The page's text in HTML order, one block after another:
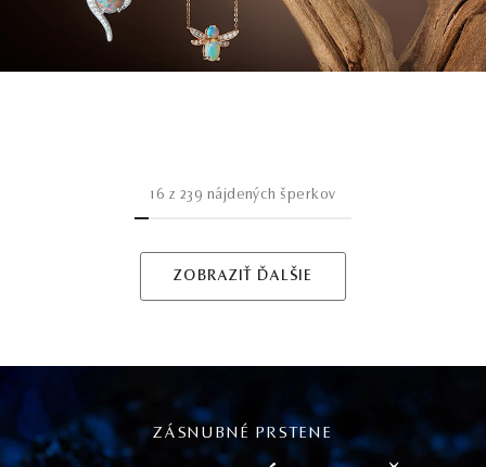
16 z 239 nájdených šperkov
ZOBRAZIŤ ĎALŠIE
ZÁSNUBNÉ PRSTENE